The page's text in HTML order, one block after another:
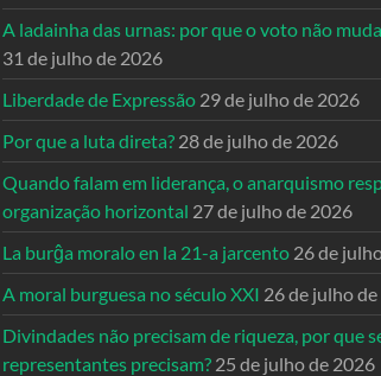
A ladainha das urnas: por que o voto não
31 de julho de 2026
Liberdade de Expressão 29 de julho de 2026
Por que a luta direta? 28 de julho de 2026
Quando falam em liderança, o anarquismo
organização horizontal 27 de julho de 2026
La burĝa moralo en la 21-a jarcento 26 de
A moral burguesa no século XXI 26 de julho
Divindades não precisam de riqueza, por que
representantes precisam? 25 de julho de 2026